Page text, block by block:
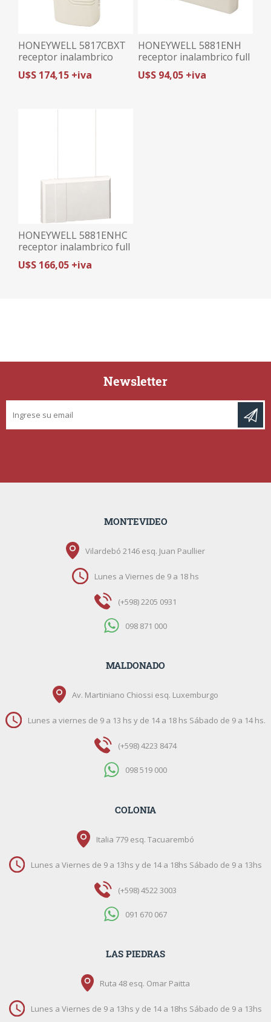
HONEYWELL 5817CBXT
receptor inalambrico
supervisado (p/jaladora)
U$S 174,15 +iva
HONEYWELL 5881ENH
receptor inalambrico full
U$S 94,05 +iva
HONEYWELL 5881ENHC
receptor inalambrico full
(admite repetidor
5800RP)
U$S 166,05 +iva
Newsletter
MONTEVIDEO
Vilardebó 2146 esq. Juan Paullier
Lunes a Viernes de 9 a 18 hs
(+598) 2205 0931
098 871 000
MALDONADO
Av. Martiniano Chiossi esq. Luxemburgo
Lunes a viernes de 9 a 13 hs y de 14 a 18 hs Sábado de 9 a 14 hs.
(+598) 4223 8474
098 519 000
COLONIA
Italia 779 esq. Tacuarembó
Lunes a Viernes de 9 a 13hs y de 14 a 18hs Sábado de 9 a 13hs
(+598) 4522 3003
091 670 067
LAS PIEDRAS
Ruta 48 esq. Omar Paitta
Lunes a Viernes de 9 a 13hs y de 14 a 18hs Sábado de 9 a 13hs